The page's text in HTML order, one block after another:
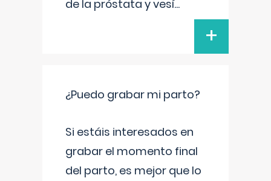
de la próstata y vesí...
+
¿Puedo grabar mi parto?
Si estáis interesados en
grabar el momento final
del parto, es mejor que lo